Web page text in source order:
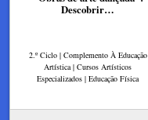
Descobrir…
2.º Ciclo | Complemento À Educação
Artística | Cursos Artísticos
Especializados | Educação Física